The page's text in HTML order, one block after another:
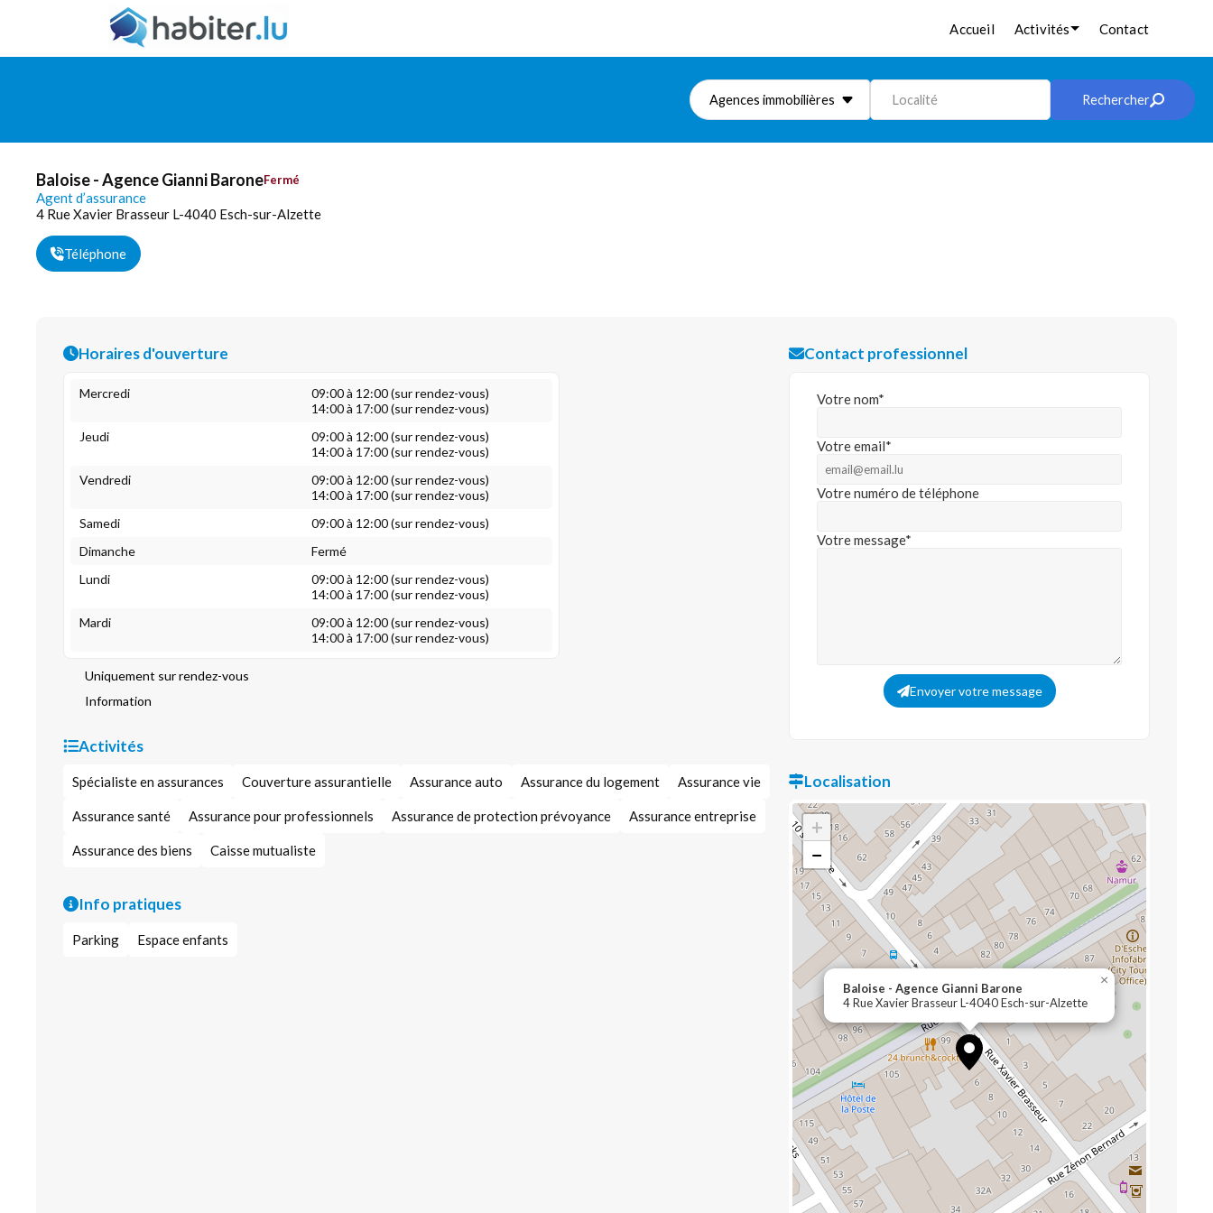
Accueil Activités Contact
Agences immobilières Localité Rechercher
Baloise - Agence Gianni BaroneFermé
Agent d’assurance
4 Rue Xavier Brasseur L-4040 Esch-sur-Alzette
Téléphone
Horaires d'ouverture
Mercredi
09:00 à 12:00 (sur rendez-vous)
14:00 à 17:00 (sur rendez-vous)
Jeudi
09:00 à 12:00 (sur rendez-vous)
14:00 à 17:00 (sur rendez-vous)
Vendredi
09:00 à 12:00 (sur rendez-vous)
14:00 à 17:00 (sur rendez-vous)
Samedi
09:00 à 12:00 (sur rendez-vous)
Dimanche
Fermé
Lundi
09:00 à 12:00 (sur rendez-vous)
14:00 à 17:00 (sur rendez-vous)
Mardi
09:00 à 12:00 (sur rendez-vous)
14:00 à 17:00 (sur rendez-vous)
Uniquement sur rendez-vous
Information
Activités
Spécialiste en assurances Couverture assurantielle Assurance auto Assurance du logement Assurance vie
Assurance santé Assurance pour professionnels Assurance de protection prévoyance Assurance entreprise
Assurance des biens Caisse mutualiste
Info pratiques
Parking Espace enfants
Contact professionnel
Votre nom*
Votre email*
Votre numéro de téléphone
Votre message*
Envoyer votre message
Localisation
Baloise - Agence Gianni Barone
4 Rue Xavier Brasseur L-4040 Esch-sur-Alzette
×
+
−